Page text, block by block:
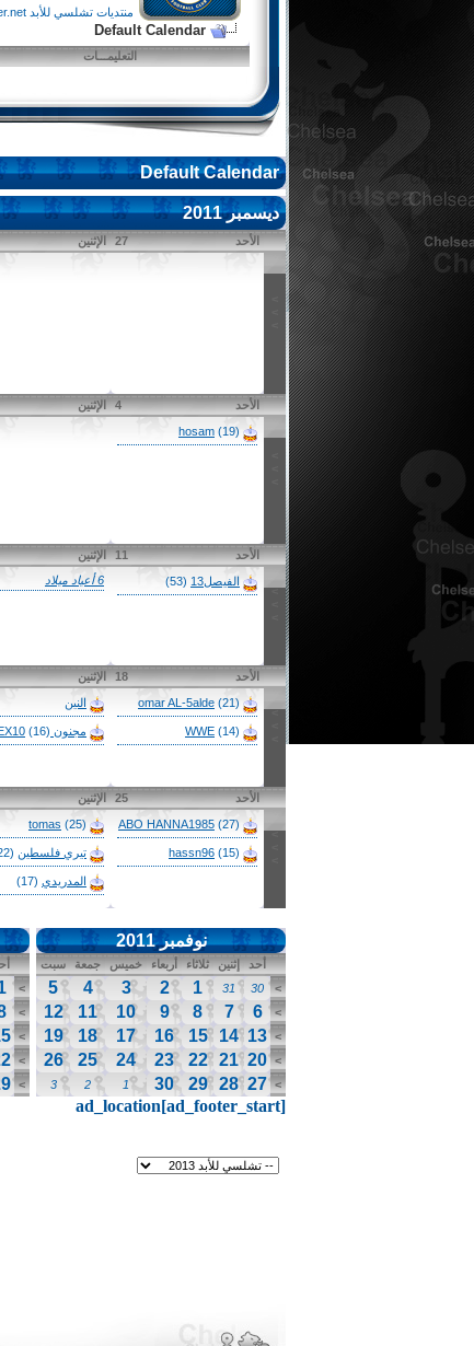
منتديات تشلسي للأبد chelsea4ever.net
Default Calendar
التعليمـــات
Default Calendar
ديسمبر 2011
27 الأحد الإثنين
4 الأحد
hosam (19)
الإثنين
>
11 الأحد
الفيصل13 (53)
الإثنين
6 أعياد ميلاد
>
18 الأحد
omar AL-5alde (21)
WWE (14)
الإثنين
النين
مجنون ALEX10 (16)
>
25 الأحد
ABO HANNA1985 (27)
hassn96 (15)
الإثنين
tomas (25)
تيري فلسطين (22)
المدريدي (17)
نوفمبر 2011
أحد إثنين ثلاثاء أربعاء خميس جمعة
سبت
>
30
31
1
2
3
4
5
>
6
7
8
9
10
11
12
>
13
14
15
16
17
18
19
>
20
21
22
23
24
25
26
>
27
28
29
30
1
2
3
>
>
>
>
>
ad_location[ad_footer_start]